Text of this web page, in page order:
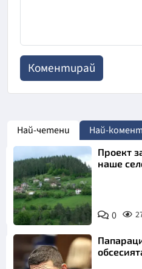
Най-четени Най-
Проект
наше
0